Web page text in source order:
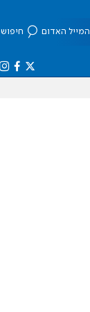
המייל האדום חיפוש